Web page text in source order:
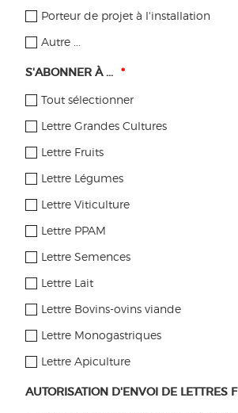
PLUS RÉCENT … 5 6 7 8
Pratiques à la ferme
Recherche-expérimentation
Réglementation
Dynamiques territoriales
Publications
Climat
Biodiversité
Porteur de projet à l'installation
Autre ...
S'ABONNER À ... *
Tout sélectionner
Lettre Grandes Cultures
Lettre Fruits
Lettre Légumes
Lettre Viticulture
Lettre PPAM
Lettre Semences
Lettre Lait
Lettre Bovins-ovins viande
Lettre Monogastriques
Lettre Apiculture
AUTORISATION D'ENVOI DE LETTRES